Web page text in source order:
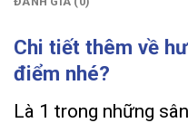
Chi tiết thêm về
điểm nhé?
Là 1 trong những